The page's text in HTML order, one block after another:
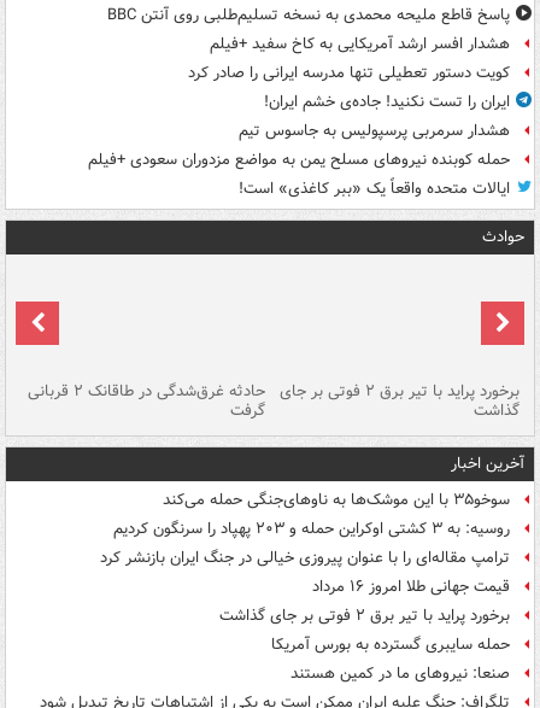
پاسخ قاطع ملیحه محمدی به نسخه تسلیم‌طلبی روی آنتن BBC
هشدار افسر ارشد آمریکایی به کاخ سفید +فیلم
کویت دستور تعطیلی تنها مدرسه ایرانی را صادر کرد
ایران را تست نکنید! جاده‌ی خشم ایران!
هشدار سرمربی پرسپولیس به جاسوس تیم
حمله کوبنده نیروهای مسلح یمن به مواضع مزدوران سعودی +فیلم
ایالات متحده واقعاً یک «ببر کاغذی» است!
حوادث
برخورد پراید با تیر برق ۲ فوتی بر جای
گذاشت
حادثه غرق‌شدگی در طاقانک ۲ قربانی
گرفت
آخرین اخبار
سوخو۳۵ با این موشک‌ها به ناوهای‌جنگی حمله می‌کند
روسیه: به ۳ کشتی اوکراین حمله و ۲۰۳ پهپاد را سرنگون کردیم
ترامپ مقاله‌ای را با عنوان پیروزی خیالی در جنگ ایران بازنشر کرد
قیمت جهانی طلا امروز ۱۶ مرداد
برخورد پراید با تیر برق ۲ فوتی بر جای گذاشت
حمله سایبری گسترده به بورس آمریکا
صنعا: نیروهای ما در کمین‌ هستند
تلگراف: جنگ علیه ایران ممکن است به یکی از اشتباهات تاریخ تبدیل شود